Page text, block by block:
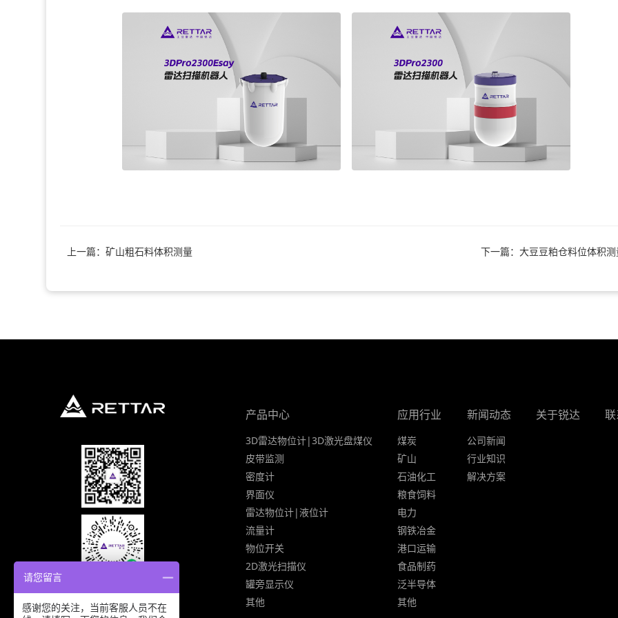
上一篇：矿山粗石料体积测量 下一篇：大豆豆粕仓料位体积测
产品中心
3D雷达物位计|3D激光盘煤仪
皮带监测
密度计
界面仪
雷达物位计|液位计
流量计
物位开关
2D激光扫描仪
罐旁显示仪
其他
应用行业
煤炭
矿山
石油化工
粮食饲料
电力
钢铁冶金
港口运输
食品制药
泛半导体
其他
新闻动态
公司新闻
行业知识
解决方案
关于锐达
请您留言
感谢您的关注，当前客服人员不在